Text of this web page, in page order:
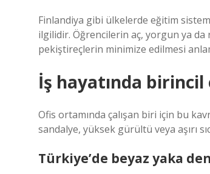
Finlandiya gibi ülkelerde eğitim
ilgilidir. Öğrencilerin aç, yorgun ya
pekiştireçlerin minimize edilmesi
İş hayatında
Ofis ortamında çalışan biri için bu
sandalye, yüksek gürültü veya aşırı
Türkiye’de beyaz yaka